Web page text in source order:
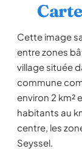
Cette image
entre zones
village située
commune
environ 2 km²
habitants au
centre, les
Seyssel.